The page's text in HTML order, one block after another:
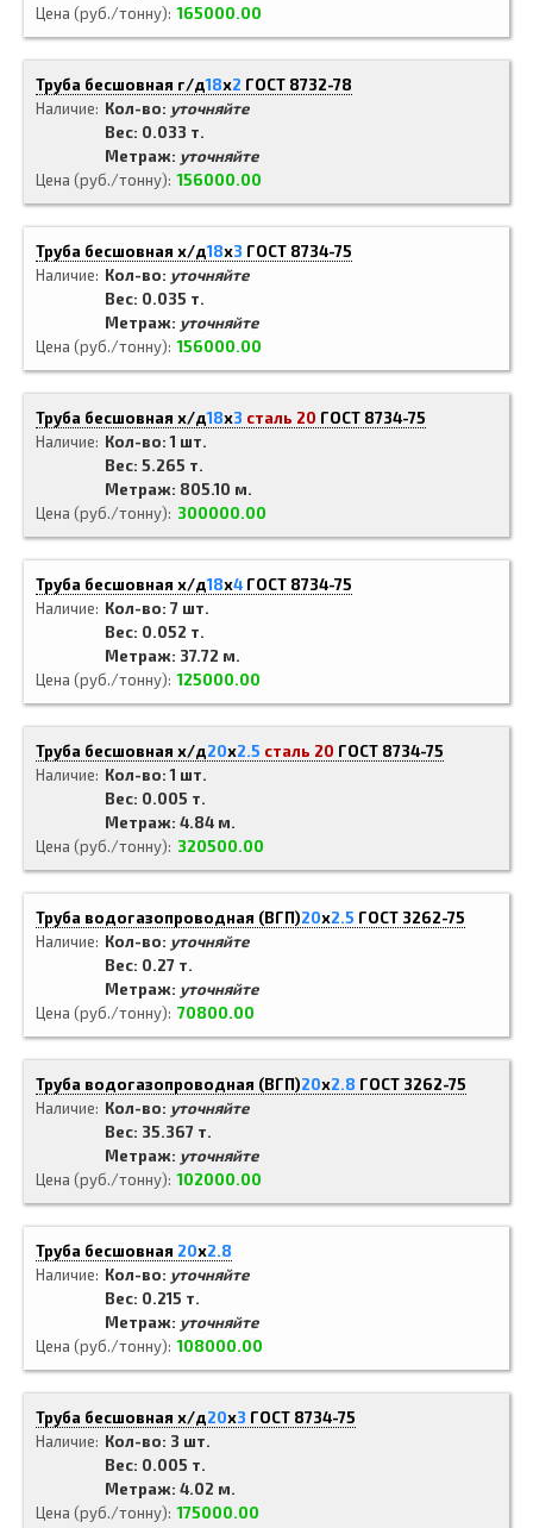
Цена (руб./тонну) 165000.00
Труба бесшовная г/д18x2 ГОСТ 8732-78
Наличие
Кол-во: уточняйте
Вес: 0.033 т.
Метраж: уточняйте
Цена (руб./тонну) 156000.00
Труба бесшовная х/д18x3 ГОСТ 8734-75
Наличие
Кол-во: уточняйте
Вес: 0.035 т.
Метраж: уточняйте
Цена (руб./тонну) 156000.00
Труба бесшовная х/д18x3 сталь 20 ГОСТ 8734-75
Наличие
Кол-во: 1 шт.
Вес: 5.265 т.
Метраж: 805.10 м.
Цена (руб./тонну)
300000.00
Труба бесшовная х/д18x4 ГОСТ 8734-75
Наличие
Кол-во: 7 шт.
Вес: 0.052 т.
Метраж: 37.72 м.
Цена (руб./тонну) 125000.00
Труба бесшовная х/д20x2.5 сталь 20 ГОСТ 8734-75
Наличие
Кол-во: 1 шт.
Вес: 0.005 т.
Метраж: 4.84 м.
Цена (руб./тонну)
320500.00
Труба водогазопроводная (ВГП)20x2.5 ГОСТ 3262-75
Наличие
Кол-во: уточняйте
Вес: 0.27 т.
Метраж: уточняйте
Цена (руб./тонну) 70800.00
Труба водогазопроводная (ВГП)20x2.8 ГОСТ 3262-75
Наличие
Кол-во: уточняйте
Вес: 35.367 т.
Метраж: уточняйте
Цена (руб./тонну) 102000.00
Труба бесшовная 20x2.8
Наличие
Кол-во: уточняйте
Вес: 0.215 т.
Метраж: уточняйте
Цена (руб./тонну) 108000.00
Труба бесшовная х/д20x3 ГОСТ 8734-75
Наличие
Кол-во: 3 шт.
Вес: 0.005 т.
Метраж: 4.02 м.
Цена (руб./тонну) 175000.00